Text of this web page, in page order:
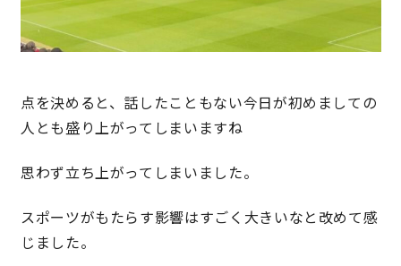
分譲住宅･不動産 スタッフブログ
お知らせ 土地情報
動画ギャラリー
点を決めると、話したこともない今日が初めましての
人とも盛り上がってしまいますね
思わず立ち上がってしまいました。
スポーツがもたらす影響はすごく大きいなと改めて感
じました。